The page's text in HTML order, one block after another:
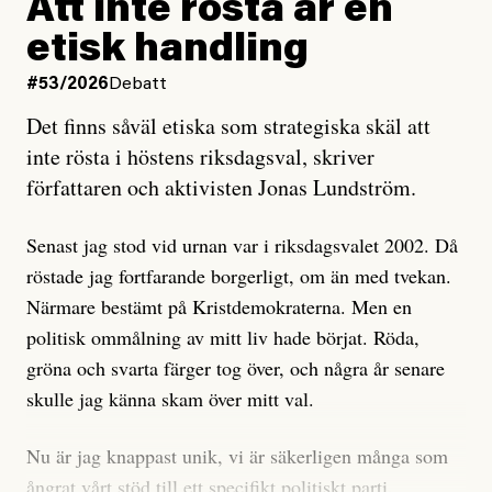
och då ska en efterforska diskret, just för att inte skapa
oro inom rörelsen.
Artikeln undersöker inte, som ETC påstår, ”vad som
är sant, vad som är rykten”, utan den bidrar bara till
ännu mer ryktesspridning. Det finns inte ett enda bevis
misstänkta personen är en infiltratör. Det som läsaren
får veta är att personen har ändrat sina politiska åsikter
under åren, att den har raderat tidigare innehåll på sina
sociala medier, att artikelns författare inte förstår sig
på personens ekonomi och att det tydligen finns
anonyma röster inom rörelsen som säger saker som
anses vara anledningar att titta närmare på personen,
men ingenting av detta är tillräckligt för att hänga ut
Att inte rösta är en
etisk handling
#53/2026 Debatt
Det finns såväl etiska som strategiska skäl att
inte rösta i höstens riksdagsval, skriver
författaren och aktivisten Jonas Lundström.
Senast jag stod vid urnan var i riksdagsvalet 2002. Då
röstade jag fortfarande borgerligt, om än med tvekan.
Närmare bestämt på Kristdemokraterna. Men en
politisk ommålning av mitt liv hade börjat. Röda,
gröna och svarta färger tog över, och några år senare
skulle jag känna skam över mitt val.
Nu är jag knappast unik, vi är säkerligen många som
ångrat vårt stöd till ett specifikt politiskt parti.